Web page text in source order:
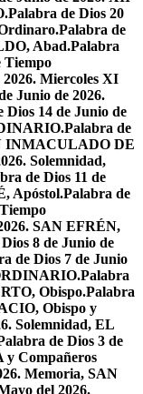
Palabra de Dios 20
Palabra de
Abad.Palabra
Tiempo
2026. Miercoles XI
Junio de 2026.
Dios 14 de Junio de
Palabra de
INMACULADO DE
Solemnidad,
de Dios 11 de
Apóstol.Palabra de
SAN EFRÉN,
8 de Junio de
de Dios 7 de Junio
Palabra
Obispo.Palabra
Obispo y
Solemnidad, EL
de Dios 3 de
y Compañeros
Memoria, SAN
del 2026.